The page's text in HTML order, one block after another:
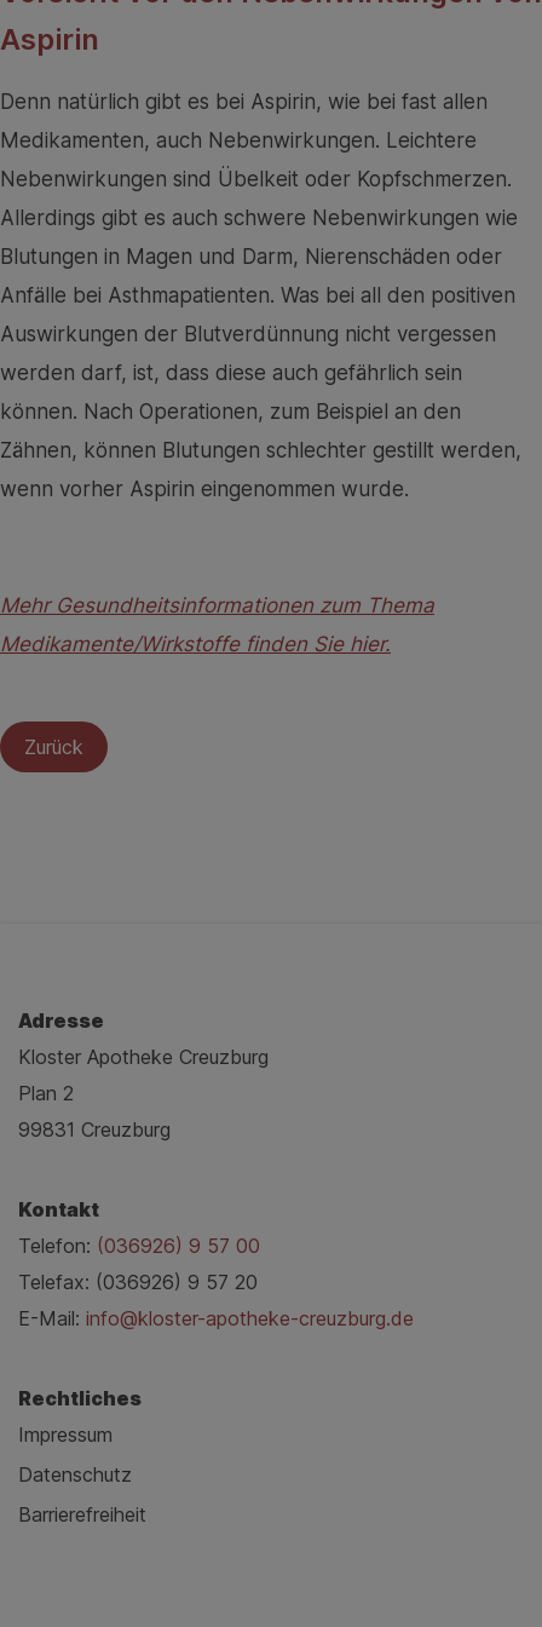
Zurück
Aspirin
Denn natürlich gibt es bei Aspirin, wie bei fast allen
Medikamenten, auch Nebenwirkungen. Leichtere
Nebenwirkungen sind Übelkeit oder Kopfschmerzen.
Allerdings gibt es auch schwere Nebenwirkungen wie
Blutungen in Magen und Darm, Nierenschäden oder
Anfälle bei Asthmapatienten. Was bei all den positiven
Auswirkungen der Blutverdünnung nicht vergessen
werden darf, ist, dass diese auch gefährlich sein
können. Nach Operationen, zum Beispiel an den
Zähnen, können Blutungen schlechter gestillt werden,
wenn vorher Aspirin eingenommen wurde.
Mehr Gesundheitsinformationen zum Thema
Medikamente/Wirkstoffe finden Sie hier.
Adresse
Kloster Apotheke Creuzburg
Plan 2
99831 Creuzburg
Kontakt
Telefon: (036926) 9 57 00
Telefax: (036926) 9 57 20
E-Mail: info@kloster-apotheke-creuzburg.de
Rechtliches
Impressum
Datenschutz
Barrierefreiheit